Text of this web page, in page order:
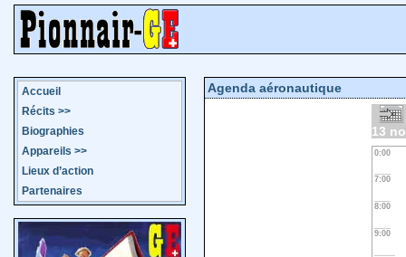
Accueil
Récits >>
Biographies
Appareils >>
Lieux d’action
Partenaires
Agenda aéronautique
13
0:00
7:00
8:00
9:00